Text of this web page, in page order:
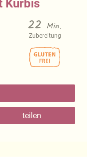
Kürbis
22 Min.
Zubereitung
teilen